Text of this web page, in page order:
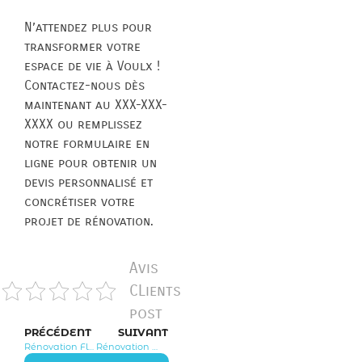
N’attendez plus pour
transformer votre
espace de vie à Voulx !
Contactez-nous dès
maintenant au XXX-XXX-
XXXX ou remplissez
notre formulaire en
ligne pour obtenir un
devis personnalisé et
concrétiser votre
projet de rénovation.
Avis
CLients
post
PRÉCÉDENT SUIVANT